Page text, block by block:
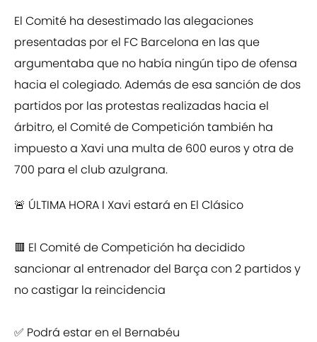
El Comité ha desestimado las alegaciones
presentadas por el FC Barcelona en las que
argumentaba que no había ningún tipo de ofensa
hacia el colegiado. Además de esa sanción de dos
partidos por las protestas realizadas hacia el
árbitro, el Comité de Competición también ha
impuesto a Xavi una multa de 600 euros y otra de
700 para el club azulgrana.
🚨 ÚLTIMA HORA I Xavi estará en El Clásico
🟥 El Comité de Competición ha decidido
sancionar al entrenador del Barça con 2 partidos y
no castigar la reincidencia
✅ Podrá estar en el Bernabéu